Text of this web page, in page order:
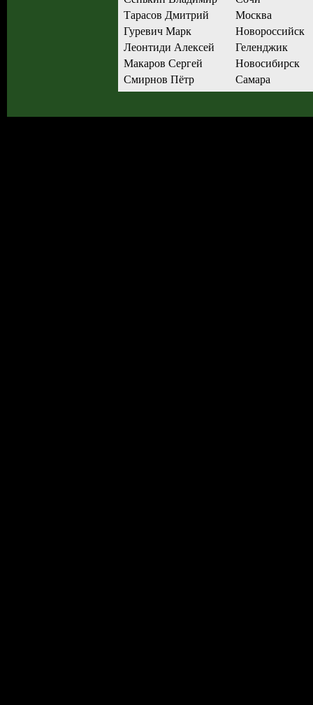
Тарасов Дмитрий
Москва
Гуревич Марк
Новороссийск
Леонтиди Алексей
Геленджик
Макаров Сергей
Новосибирск
Смирнов Пётр
Самара